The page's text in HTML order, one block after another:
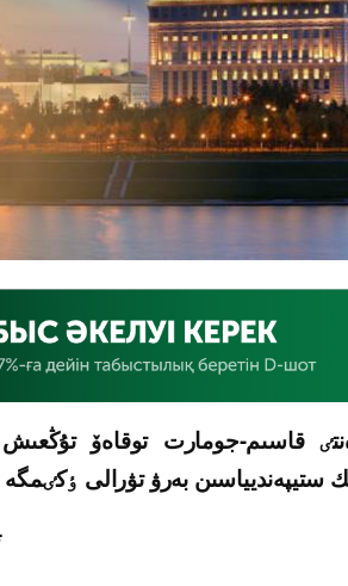
قاسىم-جومارت توقاەۆ
ستيپەنديياسىن بەرۋ تۋرالى